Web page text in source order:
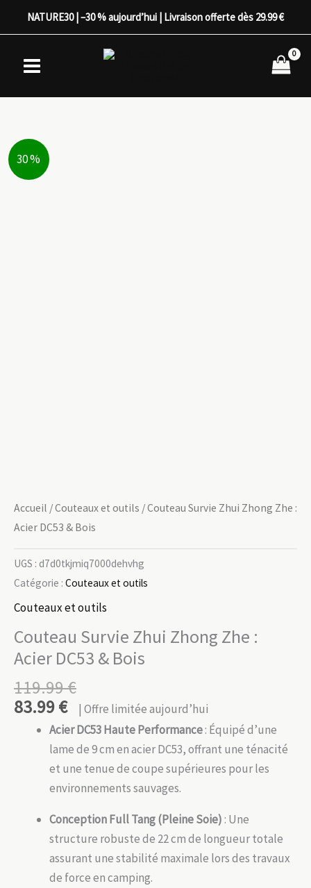
NATURE30 | –30 % aujourd’hui | Livraison offerte dès 29.99 €
30 %
Accueil /Couteaux et outils / Couteau Survie Zhui Zhong Zhe :
Acier DC53 & Bois
UGS : d7d0tkjmiq7000dehvhg
Catégorie : Couteaux et outils
Couteaux et outils
Couteau Survie Zhui Zhong Zhe :
Acier DC53 & Bois
119.99€
83.99€
| Offre limitée aujourd’hui
Acier DC53 Haute Performance: Équipé d’une
lame de 9 cm en acier DC53, offrant une ténacité
et une tenue de coupe supérieures pour les
environnements sauvages.
Conception Full Tang (Pleine Soie): Une
structure robuste de 22 cm de longueur totale
assurant une stabilité maximale lors des travaux
de force en camping.